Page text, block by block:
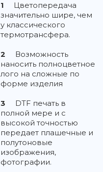
1
Цветопередача
значительно шире, чем
у классического
термотрансфера.
2
Возможность
наносить полноцветное
лого на сложные по
форме изделия
3
DTF печать в
полной мере и с
высокой точностью
передает плашечные и
полутоновые
изображения,
фотографии.